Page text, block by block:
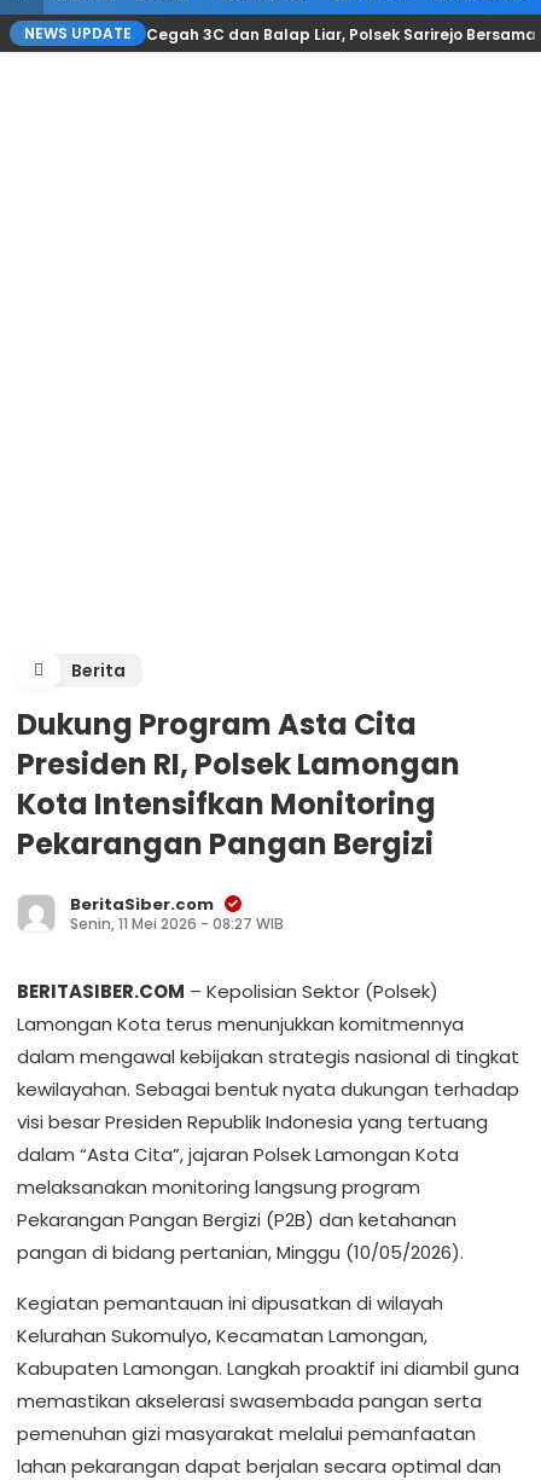
NEWS UPDATE Cegah 3C dan Balap Liar, Polsek Sarirejo
Berita
Dukung Program Asta Cita
Presiden RI, Polsek Lamongan
Kota Intensifkan Monitoring
Pekarangan Pangan Bergizi
BeritaSiber.com
Senin, 11 Mei 2026 - 08:27 WIB
BERITASIBER.COM – Kepolisian Sektor (Polsek)
Lamongan Kota terus menunjukkan komitmennya
dalam mengawal kebijakan strategis nasional di tingkat
kewilayahan. Sebagai bentuk nyata dukungan terhadap
visi besar Presiden Republik Indonesia yang tertuang
dalam “Asta Cita”, jajaran Polsek Lamongan Kota
melaksanakan monitoring langsung program
Pekarangan Pangan Bergizi (P2B) dan ketahanan
pangan di bidang pertanian, Minggu (10/05/2026).
​Kegiatan pemantauan ini dipusatkan di wilayah
Kelurahan Sukomulyo, Kecamatan Lamongan,
Kabupaten Lamongan. Langkah proaktif ini diambil guna
memastikan akselerasi swasembada pangan serta
pemenuhan gizi masyarakat melalui pemanfaatan
lahan pekarangan dapat berjalan secara optimal dan